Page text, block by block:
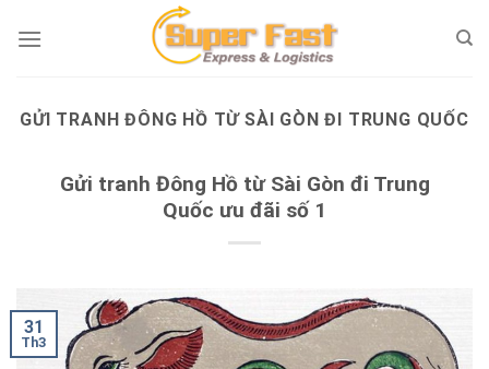
GỬI TRANH ĐÔNG HỒ TỪ SÀI GÒN ĐI TRUNG QUỐC
Gửi tranh Đông Hồ từ Sài Gòn đi Trung
Quốc ưu đãi số 1
31
Th3